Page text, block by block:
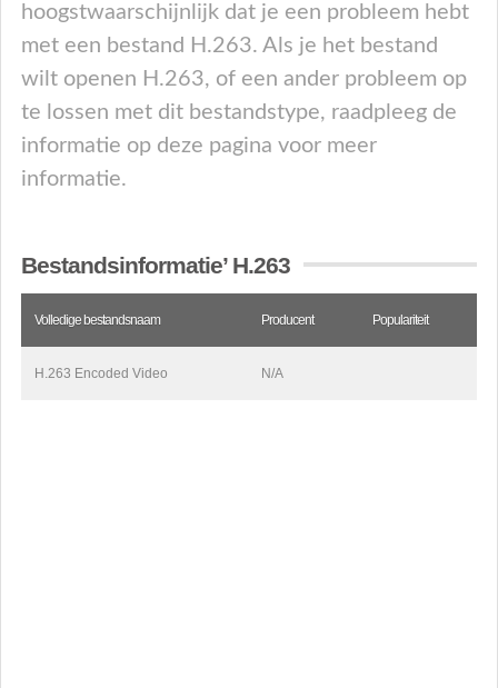
hoogstwaarschijnlijk dat je een probleem hebt
met een bestand H.263. Als je het bestand
wilt openen H.263, of een ander probleem op
te lossen met dit bestandstype, raadpleeg de
informatie op deze pagina voor meer
informatie.
Bestandsinformatie’ H.263
Volledige bestandsnaam Producent Populariteit
H.263 Encoded Video N/A